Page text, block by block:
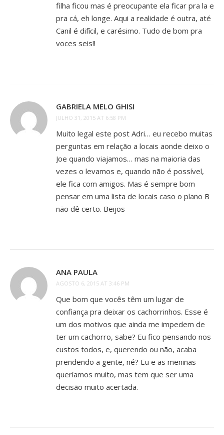
filha ficou mas é preocupante ela ficar pra la e
pra cá, eh longe. Aqui a realidade é outra, até
Canil é difícil, e carésimo. Tudo de bom pra
voces seis!!
GABRIELA MELO GHISI
JULHO 31, 2015 AT 6:58 PM
Muito legal este post Adri… eu recebo muitas
perguntas em relação a locais aonde deixo o
Joe quando viajamos… mas na maioria das
vezes o levamos e, quando não é possível,
ele fica com amigos. Mas é sempre bom
pensar em uma lista de locais caso o plano B
não dê certo. Beijos
ANA PAULA
AGOSTO 6, 2015 AT 3:46 PM
Que bom que vocês têm um lugar de
confiança pra deixar os cachorrinhos. Esse é
um dos motivos que ainda me impedem de
ter um cachorro, sabe? Eu fico pensando nos
custos todos, e, querendo ou não, acaba
prendendo a gente, né? Eu e as meninas
queríamos muito, mas tem que ser uma
decisão muito acertada.